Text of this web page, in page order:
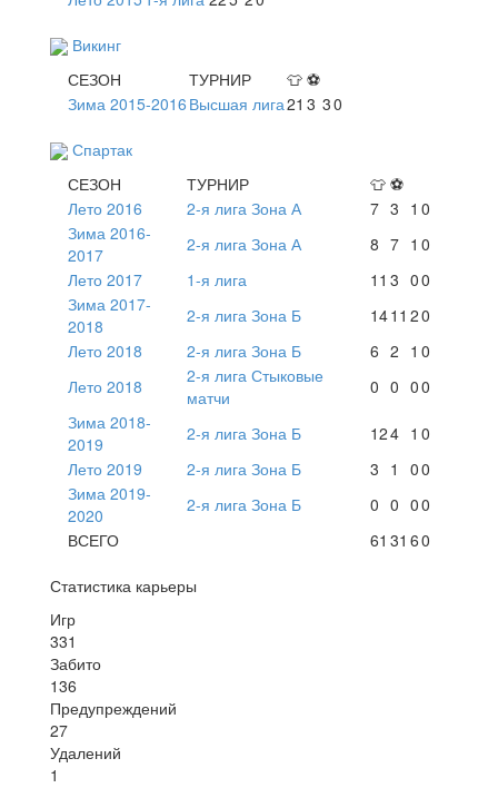
Викинг
СЕЗОН
ТУРНИР 👕 ⚽
Зима 2015-2016 Высшая лига21 3 30
Спартак
СЕЗОН
ТУРНИР 👕 ⚽
Лето 2016
2-я лига Зона А 7 3 1 0
Зима 2016-
2017
2-я лига Зона А 8 7 1 0
Лето 2017
1-я лига 11 3 00
Зима 2017-
2018
2-я лига Зона Б 1411 20
Лето 2018
2-я лига Зона Б 6 2 1 0
Лето 2018
2-я лига Стыковые
матчи
0 0 00
Зима 2018-
2019
2-я лига Зона Б 124 1 0
Лето 2019
2-я лига Зона Б 3 1 00
Зима 2019-
2020
2-я лига Зона Б 0 0 00
ВСЕГО
61 31 60
Статистика карьеры
Игр
331
Забито
136
Предупреждений
27
Удалений
1